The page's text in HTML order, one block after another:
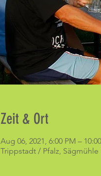
Zeit & Ort
Aug 06, 2021, 6:00 PM –
Trippstadt / Pfalz,